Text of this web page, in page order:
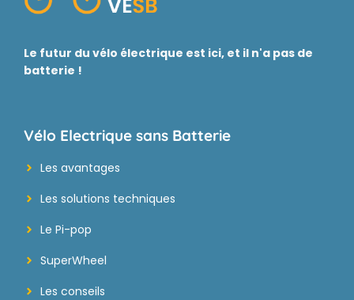
Le futur du vélo électrique est ici, et il n'a pas de
batterie !
Vélo Electrique sans Batterie
Les avantages
Les solutions techniques
Le Pi-pop
SuperWheel
Les conseils